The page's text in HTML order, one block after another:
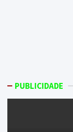
PUBLICIDADE